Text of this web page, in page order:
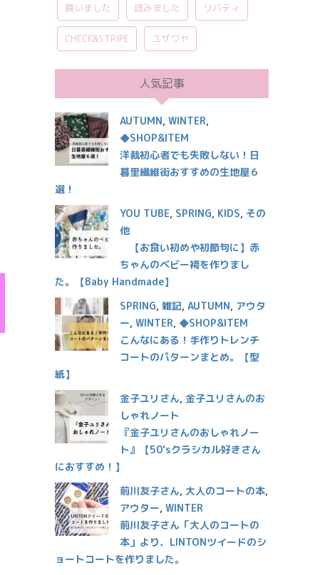
買いました 読みました リバティ
CHECK&STRIPE ユザワヤ
人気記事
AUTUMN, WINTER,
◆SHOP&ITEM
洋裁初心者でも失敗しない！日
暮里繊維街おすすめの生地屋６
選！
YOU TUBE, SPRING, KIDS, その
他
【お食い初めや初節句に】赤
ちゃんのベビー袴を作りまし
た。【Baby Handmade】
SPRING, 雑記, AUTUMN, アウタ
ー, WINTER, ◆SHOP&ITEM
こんなにある！手作りトレンチ
コートのパターンまとめ。【型
紙】
金子ユリさん, 金子ユリさんのお
しゃれノート
『金子ユリさんのおしゃれノー
ト』【50'sクラシカル好きさん
におすすめ！】
前川友子さん, 大人のコートの本,
アウター, WINTER
前川友子さん「大人のコートの
本」より、LINTONツイードのシ
ョートコートを作りました。